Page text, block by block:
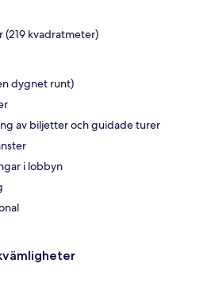
(219 kvadratmeter)
dygnet runt)
av biljetter och guidade turer
i lobbyn